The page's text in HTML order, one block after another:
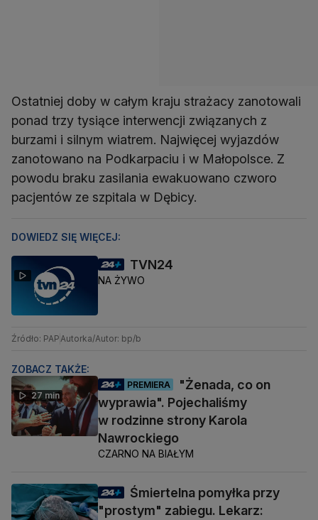
Ostatniej doby w całym kraju strażacy zanotowali
ponad trzy tysiące interwencji związanych z
burzami i silnym wiatrem. Najwięcej wyjazdów
zanotowano na Podkarpaciu i w Małopolsce. Z
powodu braku zasilania ewakuowano czworo
pacjentów ze szpitala w Dębicy.
DOWIEDZ SIĘ WIĘCEJ:
TVN24
NA ŻYWO
Źródło: PAPAutorka/Autor: bp/b
ZOBACZ TAKŻE:
27 min
PREMIERA
"Żenada, co on
wyprawia". Pojechaliśmy
w rodzinne strony Karola
Nawrockiego
CZARNO NA BIAŁYM
Śmiertelna pomyłka przy
"prostym" zabiegu. Lekarz: